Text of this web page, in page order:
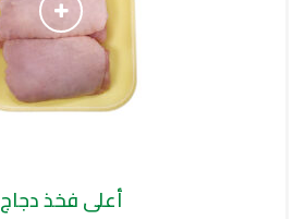
أعلى فخذ دجاج